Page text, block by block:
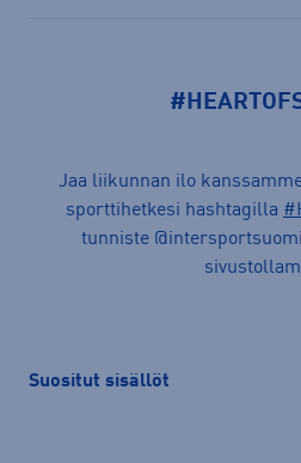
Jaa liikunnan ilo
sporttihetkesi hashtagilla
tunniste
Suositut sisällöt